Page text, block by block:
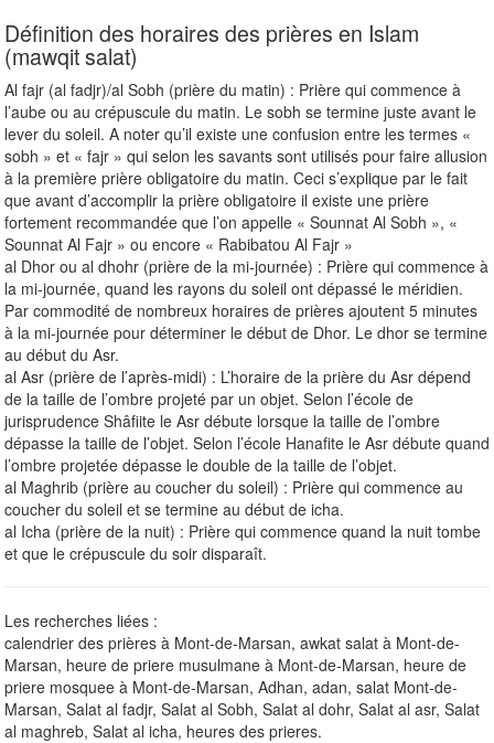
Définition des horaires des prières en Islam
(mawqit salat)
Al fajr (al fadjr)/al Sobh (prière du matin) : Prière qui commence à
l’aube ou au crépuscule du matin. Le sobh se termine juste avant le
lever du soleil. A noter qu’il existe une confusion entre les termes «
sobh » et « fajr » qui selon les savants sont utilisés pour faire allusion
à la première prière obligatoire du matin. Ceci s’explique par le fait
que avant d’accomplir la prière obligatoire il existe une prière
fortement recommandée que l’on appelle « Sounnat Al Sobh », «
Sounnat Al Fajr » ou encore « Rabibatou Al Fajr »
al Dhor ou al dhohr (prière de la mi-journée) : Prière qui commence à
la mi-journée, quand les rayons du soleil ont dépassé le méridien.
Par commodité de nombreux horaires de prières ajoutent 5 minutes
à la mi-journée pour déterminer le début de Dhor. Le dhor se termine
au début du Asr.
al Asr (prière de l’après-midi) : L’horaire de la prière du Asr dépend
de la taille de l’ombre projeté par un objet. Selon l’école de
jurisprudence Shâfiite le Asr débute lorsque la taille de l’ombre
dépasse la taille de l’objet. Selon l’école Hanafite le Asr débute quand
l’ombre projetée dépasse le double de la taille de l’objet.
al Maghrib (prière au coucher du soleil) : Prière qui commence au
coucher du soleil et se termine au début de icha.
al Icha (prière de la nuit) : Prière qui commence quand la nuit tombe
et que le crépuscule du soir disparaît.
Les recherches liées :
calendrier des prières à Mont-de-Marsan, awkat salat à Mont-de-
Marsan, heure de priere musulmane à Mont-de-Marsan, heure de
priere mosquee à Mont-de-Marsan, Adhan, adan, salat Mont-de-
Marsan, Salat al fadjr, Salat al Sobh, Salat al dohr, Salat al asr, Salat
al maghreb, Salat al icha, heures des prieres.